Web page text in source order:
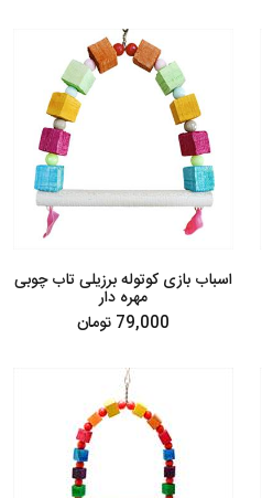
اسباب بازی کوتوله برزیلی تاب چوبی
مهره دار
79,000 تومان